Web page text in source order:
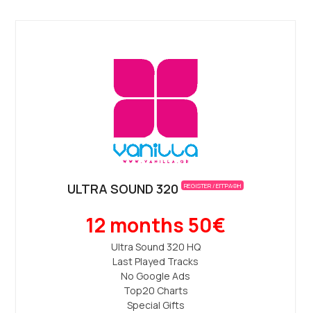
ULTRA SOUND 320 REGISTER / ΕΓΓΡΑΦΗ
12 months 50€
Ultra Sound 320 ΗQ
Last Played Tracks
No Google Ads
Top20 Charts
Special Gifts